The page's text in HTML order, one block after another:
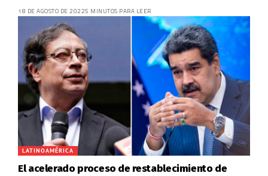
18 DE AGOSTO DE 20225 MINUTOS PARA LEER
LATINOAMÉRICA
El acelerado proceso de restablecimiento de